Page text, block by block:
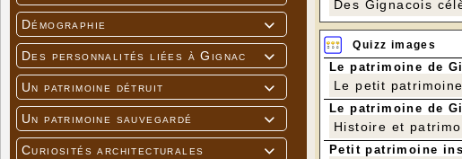

Démographie

Des personnalités liées à Gignac

Un patrimoine détruit

Un patrimoine sauvegardé

Curiosités architecturales
Des Gignacois
Quizz images
Le patrimoine de
Le petit patrimoine
Le patrimoine de
Histoire et
Petit patrimoine